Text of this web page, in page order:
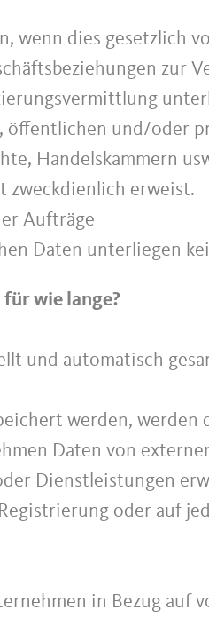
wenn dies gesetzlich
zur
und/oder
Handelskammern
zweckdienlich erweist.
Aufträge
Daten unterliegen
wie lange?
und automatisch
werden,
Daten von
Dienstleistungen
oder auf
in Bezug auf